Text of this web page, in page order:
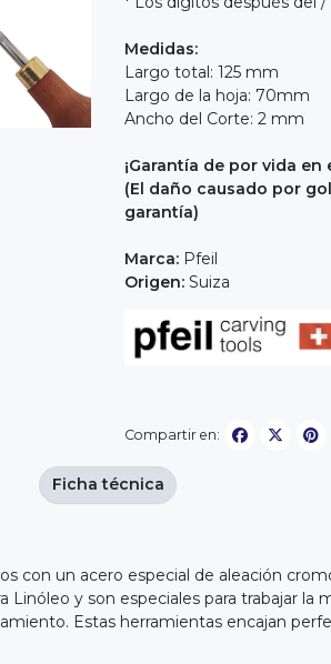
Medidas:
Largo total: 125 mm
Largo de la hoja: 70mm
Ancho del Corte: 2 mm
¡Garantía de por vida
(El daño causado por
garantía)
Marca: Pfeil
Origen: Suiza
Compartir en:
con un acero especial de aleación
y son especiales para trabajar
Estas herramientas encajan
Ficha técnica